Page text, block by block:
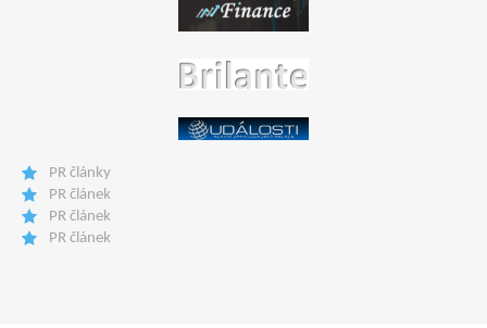
PR články
PR článek
PR článek
PR článek